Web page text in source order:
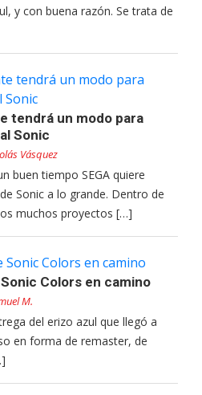
y con buena razón. Se trata de
tendrá un modo para
Sonic
Vásquez
buen tiempo SEGA quiere
Sonic a lo grande. Dentro de
muchos proyectos […]
Colors en camino
M.
del erizo azul que llegó a
en forma de remaster, de